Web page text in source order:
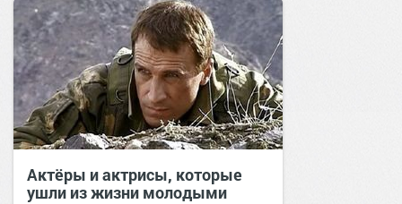
Актёры и актрисы, которые
ушли из жизни молодыми